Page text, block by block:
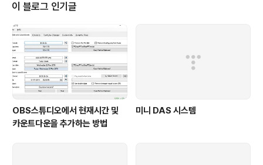
이 블로그 인기글
OBS스튜디오에서 현재시간 및
카운트다운을 추가하는 방법
미니 DAS 시스템